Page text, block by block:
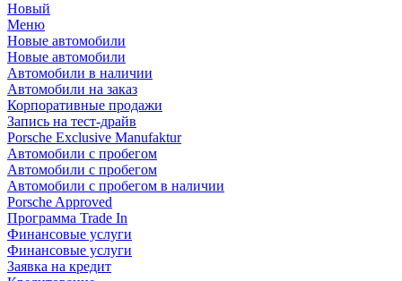
Новый
Меню
Новые автомобили
Новые автомобили
Автомобили в наличии
Автомобили на заказ
Корпоративные продажи
Запись на тест-драйв
Porsche Exclusive Manufaktur
Автомобили с пробегом
Автомобили с пробегом
Автомобили с пробегом в наличии
Porsche Approved
Программа Trade In
Финансовые услуги
Финансовые услуги
Заявка на кредит